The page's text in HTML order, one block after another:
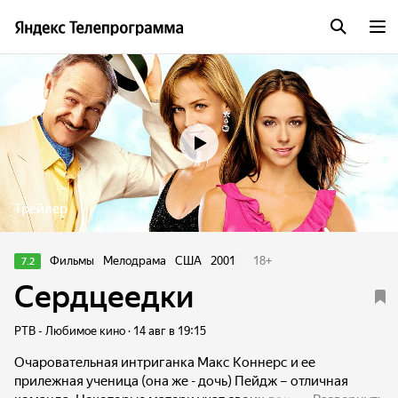
Трейлер
7.2 Фильмы Мелодрама США 2001 18+
Сердцеедки
РТВ - Любимое кино · 14 авг в 19:15
Очаровательная интриганка Макс Коннерс и ее
прилежная ученица (она же - дочь) Пейдж – отличная